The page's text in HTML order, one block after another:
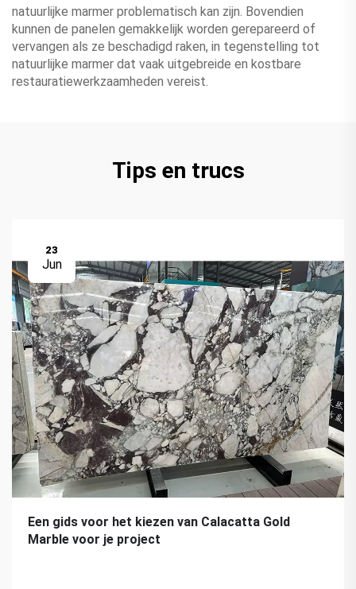
natuurlijke marmer problematisch kan zijn. Bovendien
kunnen de panelen gemakkelijk worden gerepareerd of
vervangen als ze beschadigd raken, in tegenstelling tot
natuurlijke marmer dat vaak uitgebreide en kostbare
restauratiewerkzaamheden vereist.
Tips en trucs
23
Jun
Een gids voor het kiezen van Calacatta Gold
Marble voor je project